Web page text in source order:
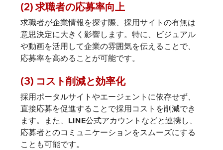
(2) 求職者の応募率向上
求職者が企業情報を探す際、採用サイトの有無は
意思決定に大きく影響します。特に、ビジュアル
や動画を活用して企業の雰囲気を伝えることで、
応募率を高めることが可能です。
(3) コスト削減と効率化
採用ポータルサイトやエージェントに依存せず、
直接応募を促進することで採用コストを削減でき
ます。また、LINE公式アカウントなどと連携し、
応募者とのコミュニケーションをスムーズにする
ことも可能です。